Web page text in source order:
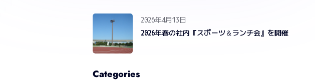
2026年4月13日
2026年春の社内『スポーツ＆ランチ会』を開催
Categories